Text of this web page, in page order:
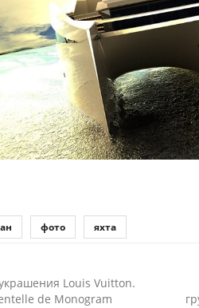
фото яхта
Louis Vuitton.
de Monogram